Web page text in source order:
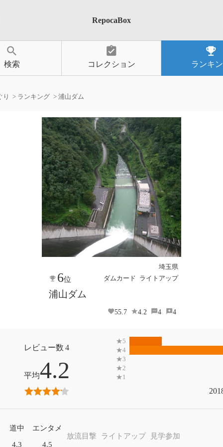
RepocaBox
search
検索
assignment_turned_in
コレクション
emoji_events
ランキ
り ランキング 浦山ダム
埼玉県
ダムカード ライトアップ
6位
浦山ダム
55.7 4.2 4 4
4
4.2
道中
4.3
エンタメ
4.5
放流目撃 ライトアップ 見学参加